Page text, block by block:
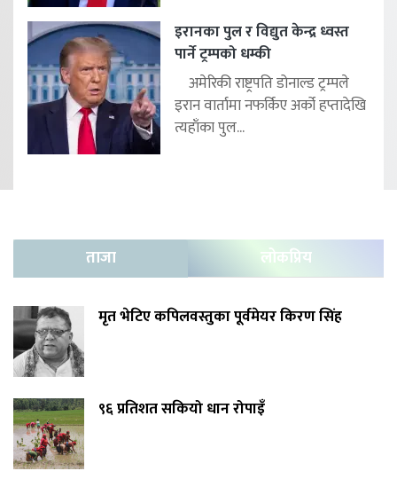
इरानका पुल र विद्युत केन्द्र ध्वस्त
पार्ने ट्रम्पको धम्की
अमेरिकी राष्ट्रपति डोनाल्ड ट्रम्पले
इरान वार्तामा नफर्किए अर्को हप्तादेखि
त्यहाँका पुल...
ताजा लोकप्रिय
मृत भेटिए कपिलवस्तुका पूर्वमेयर किरण सिंह
९६ प्रतिशत सकियो धान रोपाइँ